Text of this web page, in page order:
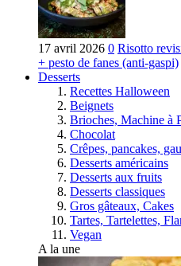
17 avril 2026 0 Risotto
+ pesto de fanes (anti-gaspi)
Desserts
Recettes Halloween
Beignets
Brioches, Machine à
Chocolat
Crêpes, pancakes,
Desserts américains
Desserts aux fruits
Desserts classiques
Gros gâteaux, Cakes
Tartes, Tartelettes,
Vegan
A la une